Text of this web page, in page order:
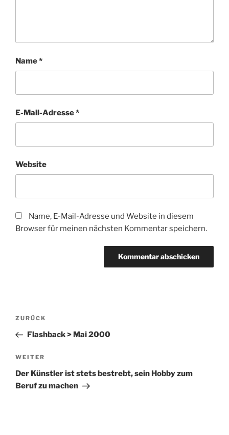
Name*
E-Mail-Adresse*
Website
Name, E-Mail-Adresse und Website in diesem
Browser für meinen nächsten Kommentar speichern.
Beitragsnavigation
Vorheriger
Beitrag
ZURÜCK
Flashback > Mai 2000
Nächster
Beitrag
WEITER
Der Künstler ist stets bestrebt, sein Hobby zum
Beruf zu machen